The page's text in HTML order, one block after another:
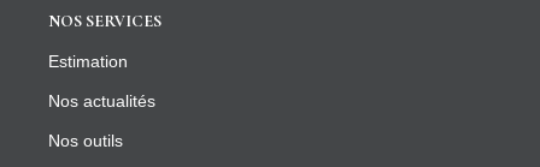
NOS SERVICES
Estimation
Nos actualités
Nos outils